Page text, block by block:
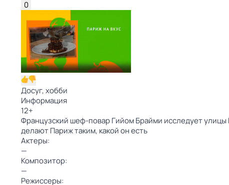
0
Досуг, хобби
Информация
12+
Французский шеф-повар Гийом Брайми исследует улицы
делают Париж таким, какой он есть
Актеры:
—
Композитор:
—
Режиссеры: